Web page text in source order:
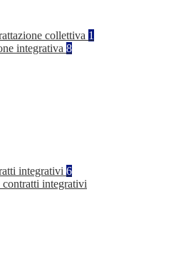
collettiva 1
integrativa 8
integrativi 6
contratti integrativi